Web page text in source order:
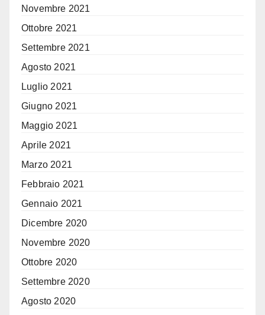
Novembre 2021
Ottobre 2021
Settembre 2021
Agosto 2021
Luglio 2021
Giugno 2021
Maggio 2021
Aprile 2021
Marzo 2021
Febbraio 2021
Gennaio 2021
Dicembre 2020
Novembre 2020
Ottobre 2020
Settembre 2020
Agosto 2020